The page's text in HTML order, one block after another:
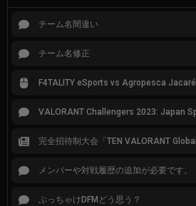
チーム名間違い
チーム名修正
F4TALITY eSports vs Agropesca Jacaré
メンバーや対戦履歴の追加が必要です。
ぶっちゃけDFMどう思う？